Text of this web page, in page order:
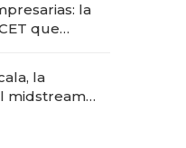
la
que
la
midstream